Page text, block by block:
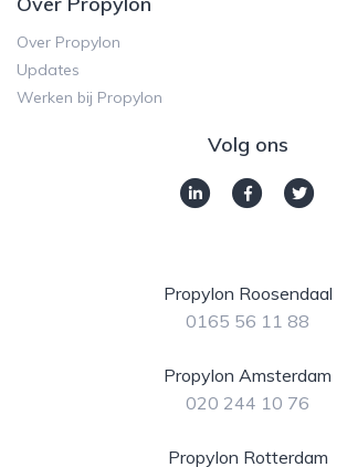
Over Propylon
Updates
Werken bij Propylon
Volg ons
Propylon Roosendaal
0165 56 11 88
Propylon Amsterdam
020 244 10 76
Propylon Rotterdam